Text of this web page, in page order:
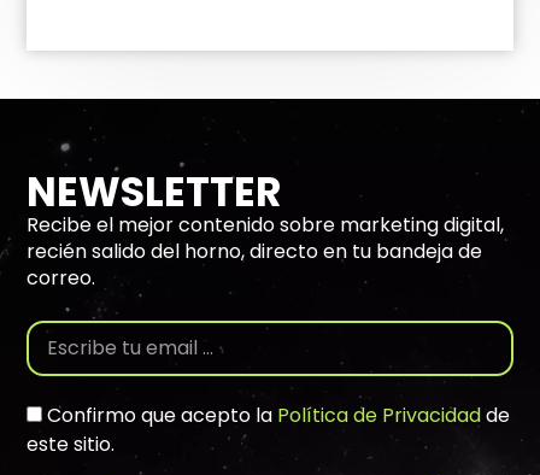
NEWSLETTER
Recibe el mejor contenido sobre marketing digital,
recién salido del horno, directo en tu bandeja de
correo.
Confirmo que acepto la Política de Privacidadde
este sitio.